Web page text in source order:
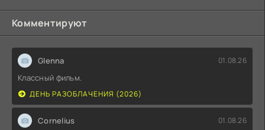
Комментируют
Glenna 01.08.26
Классный фильм.
ДЕНЬ РАЗОБЛАЧЕНИЯ (2026)
Cornelius 01.08.26